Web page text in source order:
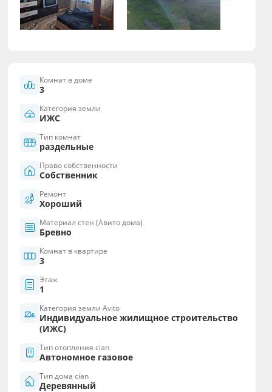
Комнат в доме
3
Категория земли
ИЖС
Тип комнат
раздельные
Право собственности
Собственник
Ремонт
Хороший
Материал стен (Авито дома)
Бревно
Комнат в квартире
3
Этаж
1
Категория земли Avito
Индивидуальное жилищное строительство
(ИЖС)
Тип отопления cian
Автономное газовое
Тип дома cian
Деревянный